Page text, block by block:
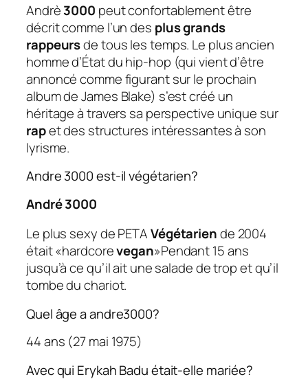
Andrè3000 peut confortablement être
décrit comme l’un des plus grands
rappeursde tous les temps. Le plus ancien
homme d’État du hip-hop (qui vient d’être
annoncé comme figurant sur le prochain
album de James Blake) s’est créé un
héritage à travers sa perspective unique sur
rapet des structures intéressantes à son
lyrisme.
Andre 3000 est-il végétarien?
André 3000
Le plus sexy de PETAVégétariende 2004
était «hardcorevegan»Pendant 15 ans
jusqu’à ce qu’il ait une salade de trop et qu’il
tombe du chariot.
Quel âge a andre3000?
44 ans (27 mai 1975)
Avec qui Erykah Badu était-elle mariée?